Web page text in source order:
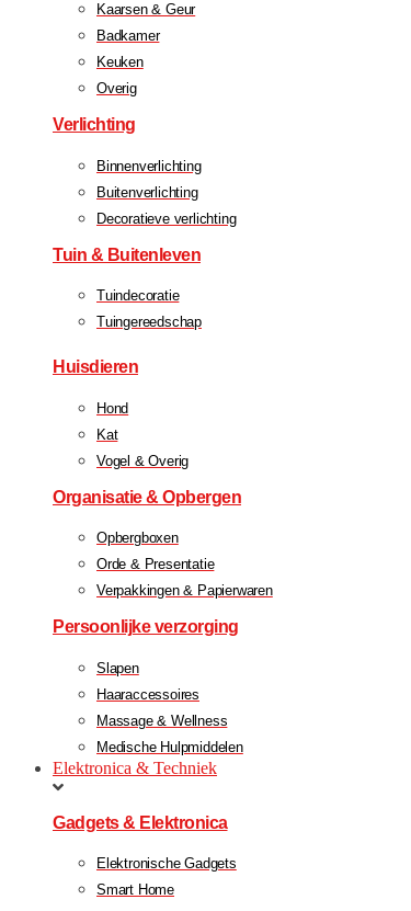
Kaarsen & Geur
Badkamer
Keuken
Overig
Verlichting
Binnenverlichting
Buitenverlichting
Decoratieve verlichting
Tuin & Buitenleven
Tuindecoratie
Tuingereedschap
Huisdieren
Hond
Kat
Vogel & Overig
Organisatie & Opbergen
Opbergboxen
Orde & Presentatie
Verpakkingen & Papierwaren
Persoonlijke verzorging
Slapen
Haaraccessoires
Massage & Wellness
Medische Hulpmiddelen
Elektronica & Techniek
Gadgets & Elektronica
Elektronische Gadgets
Smart Home